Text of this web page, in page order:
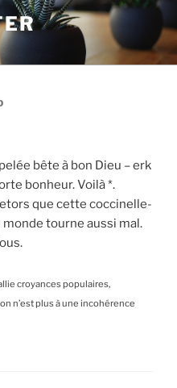
bête à bon Dieu – erk
bonheur. Voilà *.
que cette coccinelle-
monde tourne aussi mal.
croyances populaires,
n’est plus à une incohérence